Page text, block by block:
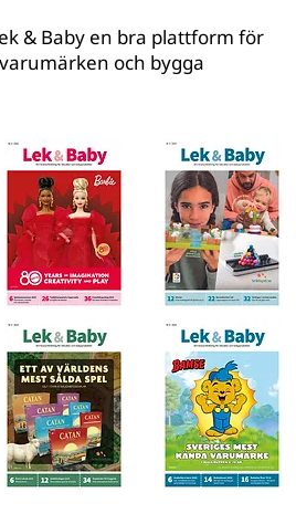
& Baby en bra plattform för
och bygga